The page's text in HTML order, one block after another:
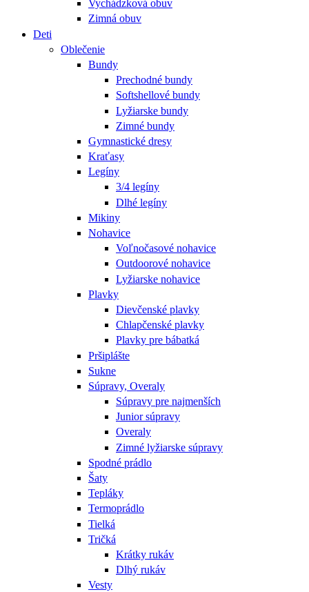
Vychádzková obuv
Zimná obuv
Deti
Oblečenie
Bundy
Prechodné bundy
Softshellové bundy
Lyžiarske bundy
Zimné bundy
Gymnastické dresy
Kraťasy
Legíny
3/4 legíny
Dlhé legíny
Mikiny
Nohavice
Voľnočasové nohavice
Outdoorové nohavice
Lyžiarske nohavice
Plavky
Dievčenské plavky
Chlapčenské plavky
Plavky pre bábatká
Pršiplášte
Sukne
Súpravy, Overaly
Súpravy pre najmenších
Junior súpravy
Overaly
Zimné lyžiarske súpravy
Spodné prádlo
Šaty
Tepláky
Termoprádlo
Tielká
Tričká
Krátky rukáv
Dlhý rukáv
Vesty